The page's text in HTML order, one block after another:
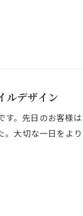
ルデザイン
。先日のお客様
。大切な一日をよ